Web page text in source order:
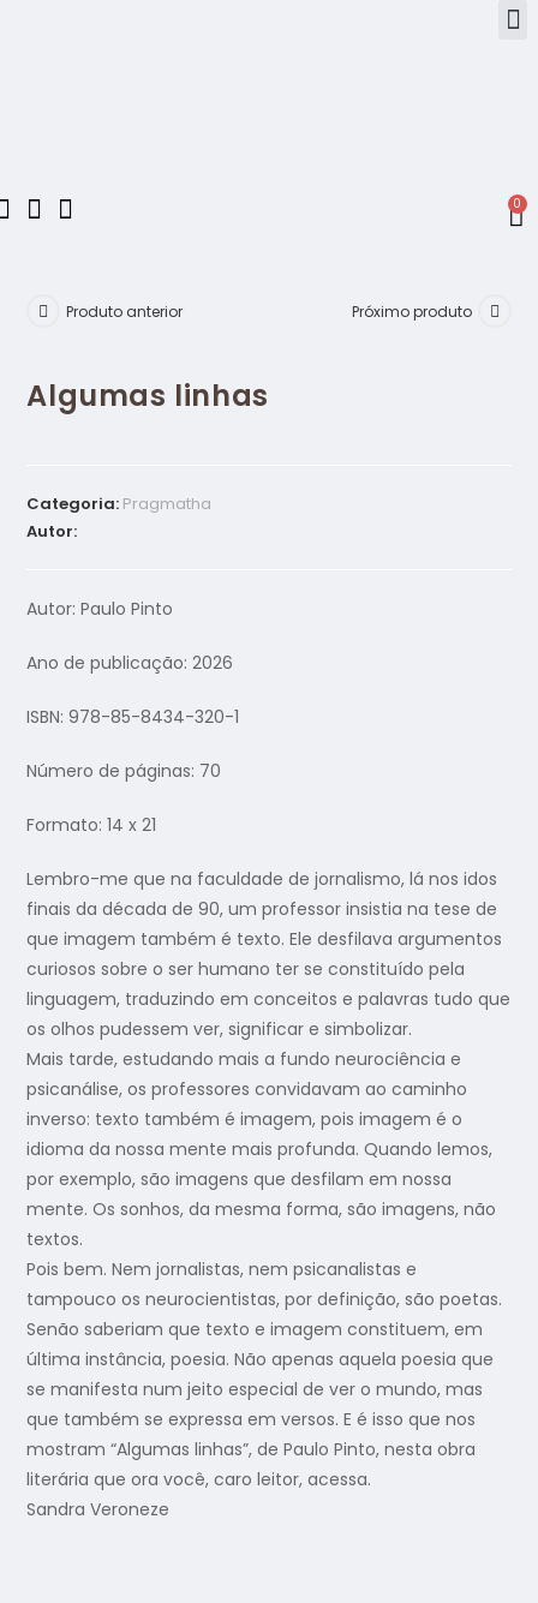
0
Produto anterior Próximo produto
Algumas linhas
Categoria: Pragmatha
Autor:
Autor: Paulo Pinto
Ano de publicação: 2026
ISBN: 978-85-8434-320-1
Número de páginas: 70
Formato: 14 x 21
Lembro-me que na faculdade de jornalismo, lá nos idos
finais da década de 90, um professor insistia na tese de
que imagem também é texto. Ele desfilava argumentos
curiosos sobre o ser humano ter se constituído pela
linguagem, traduzindo em conceitos e palavras tudo que
os olhos pudessem ver, significar e simbolizar.
Mais tarde, estudando mais a fundo neurociência e
psicanálise, os professores convidavam ao caminho
inverso: texto também é imagem, pois imagem é o
idioma da nossa mente mais profunda. Quando lemos,
por exemplo, são imagens que desfilam em nossa
mente. Os sonhos, da mesma forma, são imagens, não
textos.
Pois bem. Nem jornalistas, nem psicanalistas e
tampouco os neurocientistas, por definição, são poetas.
Senão saberiam que texto e imagem constituem, em
última instância, poesia. Não apenas aquela poesia que
se manifesta num jeito especial de ver o mundo, mas
que também se expressa em versos. E é isso que nos
mostram “Algumas linhas”, de Paulo Pinto, nesta obra
literária que ora você, caro leitor, acessa.
Sandra Veroneze